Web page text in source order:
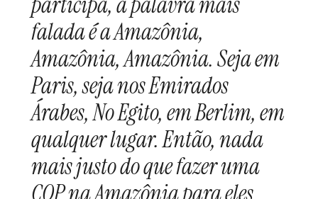
falada é a Amazônia,
Amazônia, Amazônia. Seja em
Paris, seja nos Emirados
Árabes, No Egito, em Berlim, em
qualquer lugar. Então, nada
mais justo do que fazer uma